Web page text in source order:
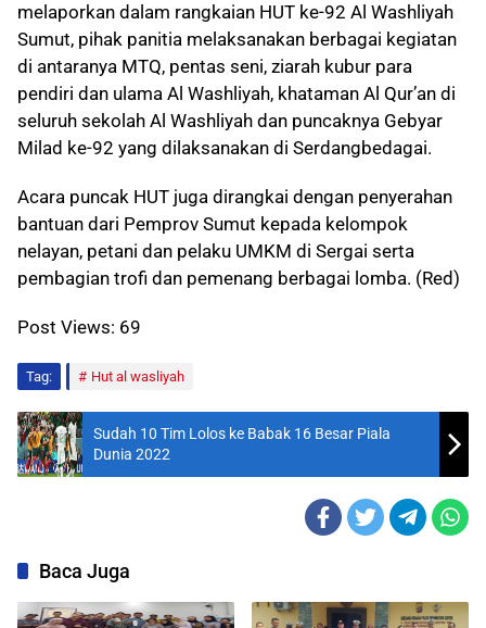
melaporkan dalam rangkaian HUT ke-92 Al Washliyah
Sumut, pihak panitia melaksanakan berbagai kegiatan
di antaranya MTQ, pentas seni, ziarah kubur para
pendiri dan ulama Al Washliyah, khataman Al Qur’an di
seluruh sekolah Al Washliyah dan puncaknya Gebyar
Milad ke-92 yang dilaksanakan di Serdangbedagai.
Acara puncak HUT juga dirangkai dengan penyerahan
bantuan dari Pemprov Sumut kepada kelompok
nelayan, petani dan pelaku UMKM di Sergai serta
pembagian trofi dan pemenang berbagai lomba. (Red)
Post Views: 69
Tag: Hut al wasliyah
Sudah 10 Tim Lolos ke Babak 16 Besar Piala
Dunia 2022
Baca Juga